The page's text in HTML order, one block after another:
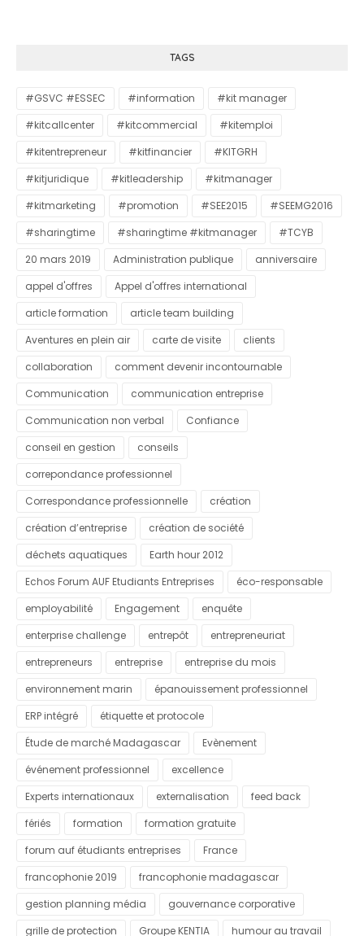
TAGS
#GSVC #ESSEC #information
#kit manager
#kitcallcenter
#kitcommercial
#kitemploi
#kitentrepreneur
#kitfinancier
#KITGRH
#kitjuridique
#kitleadership
#kitmanager
#kitmarketing
#promotion #SEE2015
#SEEMG2016
#sharingtime
#sharingtime #kitmanager
#TCYB
20 mars 2019
Administration publique
anniversaire
appel d'offres
Appel d'offres international
article formation
article team building
Aventures en plein air
carte de visite
clients
collaboration
comment devenir incontournable
Communication
communication entreprise
Communication non verbal
Confiance
conseil en gestion
conseils
correpondance professionnel
Correspondance professionnelle
création
création d’entreprise
création de société
déchets aquatiques
Earth hour 2012
Echos Forum AUF Etudiants Entreprises
éco-responsable
employabilité
Engagement
enquête
enterprise challenge
entrepôt
entrepreneuriat
entrepreneurs
entreprise
entreprise du mois
environnement marin
épanouissement professionnel
ERP intégré
étiquette et protocole
Étude de marché Madagascar
Evènement
événement professionnel
excellence
Experts internationaux
externalisation
feed back
fériés
formation
formation gratuite
forum auf étudiants entreprises
France
francophonie 2019
francophonie madagascar
gestion planning média
gouvernance corporative
grille de protection
Groupe KENTIA humour au travail